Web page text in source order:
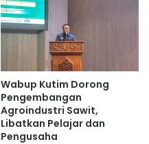
Wabup Kutim Dorong
Pengembangan
Agroindustri Sawit,
Libatkan Pelajar dan
Pengusaha